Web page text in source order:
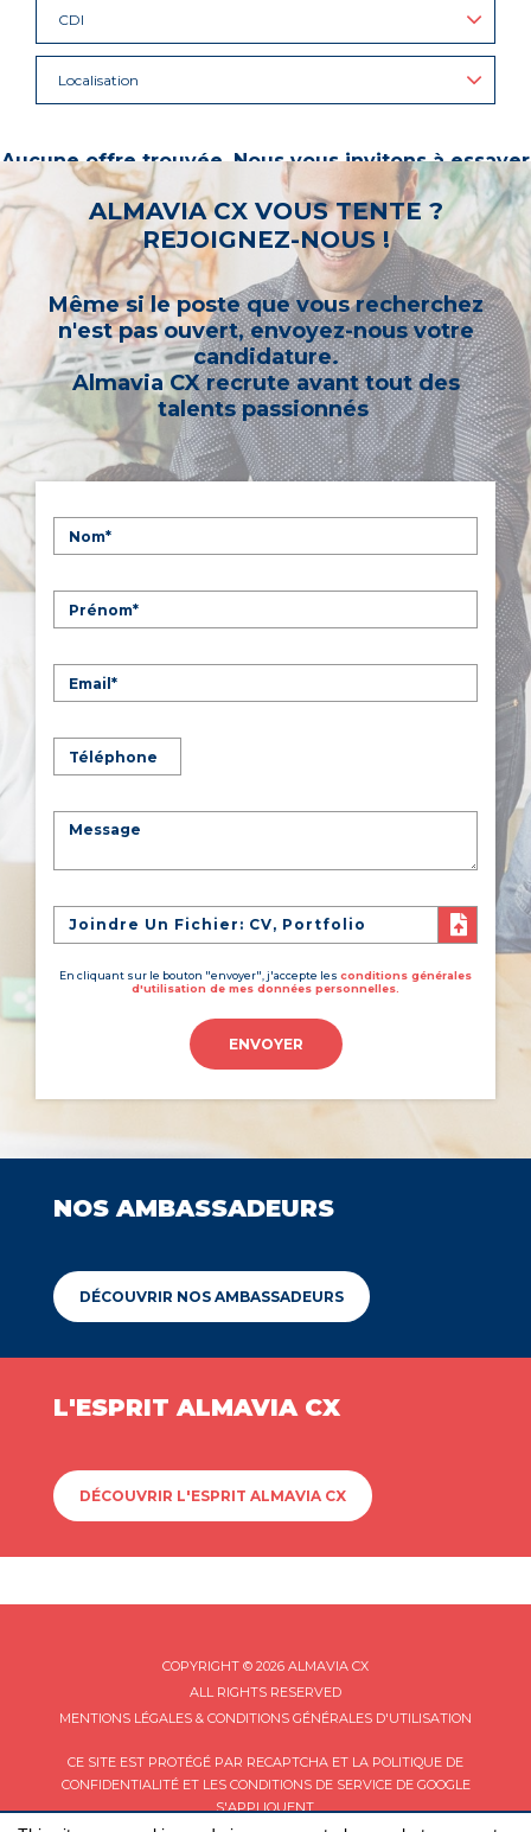
CDI
Localisation
Aucune offre trouvée. Nous vous invitons à essayer
d’autres mots-clés ou à sélectionner un « métier ».
ALMAVIA CX VOUS TENTE ?
REJOIGNEZ-NOUS !
Même si le poste que vous recherchez
n'est pas ouvert, envoyez-nous votre
candidature.
Almavia CX recrute avant tout des
talents passionnés
Joindre Un Fichier: CV, Portfolio
En cliquant sur le bouton "envoyer", j'accepte les conditions générales
d'utilisation de mes données personnelles.
ENVOYER
NOS AMBASSADEURS
DÉCOUVRIR NOS AMBASSADEURS
L'ESPRIT ALMAVIA CX
DÉCOUVRIR L'ESPRIT ALMAVIA CX
COPYRIGHT © 2026 ALMAVIA CX
ALL RIGHTS RESERVED
MENTIONS LÉGALES & CONDITIONS GÉNÉRALES D'UTILISATION
CE SITE EST PROTÉGÉ PAR RECAPTCHA ET LA POLITIQUE DE
CONFIDENTIALITÉET LES CONDITIONS DE SERVICEDE GOOGLE
S'APPLIQUENT.